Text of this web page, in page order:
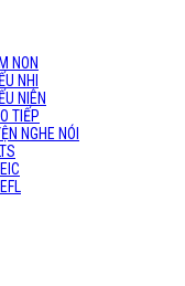
NON
NHI
NIÊN
TIẾP
NGHE NÓI